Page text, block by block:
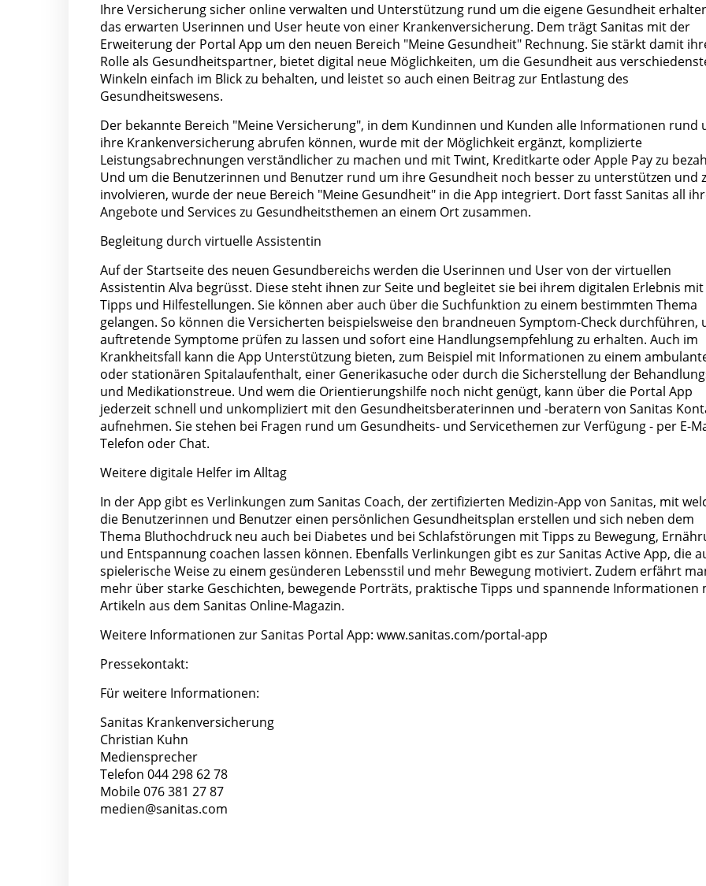
Ihre Versicherung sicher online verwalten und Unterstützung rund um die eigene Gesundheit
das erwarten Userinnen und User heute von einer Krankenversicherung. Dem trägt Sanitas mit der
Erweiterung der Portal App um den neuen Bereich "Meine Gesundheit" Rechnung. Sie stärkt damit
Rolle als Gesundheitspartner, bietet digital neue Möglichkeiten, um die Gesundheit aus
Winkeln einfach im Blick zu behalten, und leistet so auch einen Beitrag zur Entlastung des
Gesundheitswesens.
Der bekannte Bereich "Meine Versicherung", in dem Kundinnen und Kunden alle Informationen rund
ihre Krankenversicherung abrufen können, wurde mit der Möglichkeit ergänzt, komplizierte
Leistungsabrechnungen verständlicher zu machen und mit Twint, Kreditkarte oder Apple Pay zu
Und um die Benutzerinnen und Benutzer rund um ihre Gesundheit noch besser zu unterstützen und
involvieren, wurde der neue Bereich "Meine Gesundheit" in die App integriert. Dort fasst Sanitas all
Angebote und Services zu Gesundheitsthemen an einem Ort zusammen.
Begleitung durch virtuelle Assistentin
Auf der Startseite des neuen Gesundbereichs werden die Userinnen und User von der virtuellen
Assistentin Alva begrüsst. Diese steht ihnen zur Seite und begleitet sie bei ihrem digitalen Erlebnis mit
Tipps und Hilfestellungen. Sie können aber auch über die Suchfunktion zu einem bestimmten Thema
gelangen. So können die Versicherten beispielsweise den brandneuen Symptom-Check durchführen,
auftretende Symptome prüfen zu lassen und sofort eine Handlungsempfehlung zu erhalten. Auch im
Krankheitsfall kann die App Unterstützung bieten, zum Beispiel mit Informationen zu einem
oder stationären Spitalaufenthalt, einer Generikasuche oder durch die Sicherstellung der
und Medikationstreue. Und wem die Orientierungshilfe noch nicht genügt, kann über die Portal App
jederzeit schnell und unkompliziert mit den Gesundheitsberaterinnen und -beratern von Sanitas
aufnehmen. Sie stehen bei Fragen rund um Gesundheits- und Servicethemen zur Verfügung - per E-
Telefon oder Chat.
Weitere digitale Helfer im Alltag
In der App gibt es Verlinkungen zum Sanitas Coach, der zertifizierten Medizin-App von Sanitas, mit
die Benutzerinnen und Benutzer einen persönlichen Gesundheitsplan erstellen und sich neben dem
Thema Bluthochdruck neu auch bei Diabetes und bei Schlafstörungen mit Tipps zu Bewegung,
und Entspannung coachen lassen können. Ebenfalls Verlinkungen gibt es zur Sanitas Active App, die
spielerische Weise zu einem gesünderen Lebensstil und mehr Bewegung motiviert. Zudem erfährt
mehr über starke Geschichten, bewegende Porträts, praktische Tipps und spannende Informationen
Artikeln aus dem Sanitas Online-Magazin.
Weitere Informationen zur Sanitas Portal App: www.sanitas.com/portal-app
Pressekontakt:
Für weitere Informationen:
Sanitas Krankenversicherung
Christian Kuhn
Mediensprecher
Telefon 044 298 62 78
Mobile 076 381 27 87
medien@sanitas.com